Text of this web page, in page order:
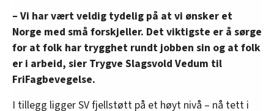
– Vi har vært veldig tydelig på at vi ønsker et
Norge med små forskjeller. Det viktigste er å sørge
for at folk har trygghet rundt jobben sin og at folk
er i arbeid, sier Trygve Slagsvold Vedum til
FriFagbevegelse.
I tillegg ligger SV fjellstøtt på et høyt nivå – nå tett i